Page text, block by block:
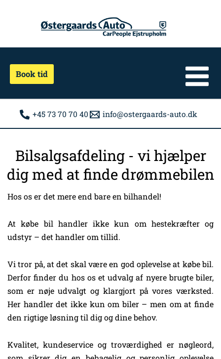
Book tid
+45 73 70 70 40 info@ostergaards-auto.dk
Bilsalgsafdeling - vi hjælper
dig med at finde drømmebilen
Hos os er det mere end bare en bilhandel!
At købe bil handler ikke kun om hestekræfter og
udstyr – det handler om tillid.
Vi tror på, at det skal være en god oplevelse at købe bil.
Derfor finder du hos os et udvalg af nyere brugte biler,
som er nøje udvalgt og klargjort på vores værksted.
Her handler det ikke kun om biler – men om at finde
den rigtige løsning til dig og dine behov.
Kvalitet, kundeservice og troværdighed er nøgleord,